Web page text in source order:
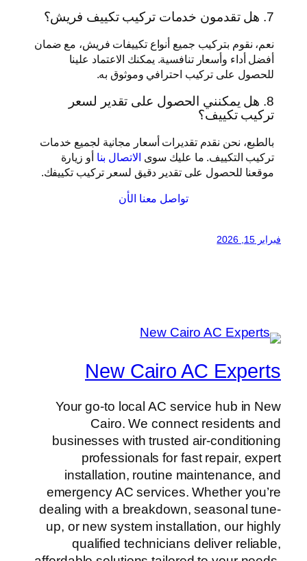
7. هل تقدمون خدمات تركيب تكييف فريش؟
نعم، نقوم بتركيب جميع أنواع تكييفات فريش، مع ضمان
أفضل أداء وأسعار تنافسية. يمكنك الاعتماد علينا
للحصول على تركيب احترافي وموثوق به.
8. هل يمكنني الحصول على تقدير لسعر
تركيب تكييف؟
بالطبع، نحن نقدم تقديرات أسعار مجانية لجميع خدمات
تركيب التكييف. ما عليك سوى الاتصال بنا أو زيارة
موقعنا للحصول على تقدير دقيق لسعر تركيب تكييفك.
تواصل معنا الأن
فبراير 15, 2026
New Cairo AC Experts
Your go-to local AC service hub in New
Cairo. We connect residents and
businesses with trusted air-conditioning
professionals for fast repair, expert
installation, routine maintenance, and
emergency AC services. Whether you’re
dealing with a breakdown, seasonal tune-
up, or new system installation, our highly
qualified technicians deliver reliable,